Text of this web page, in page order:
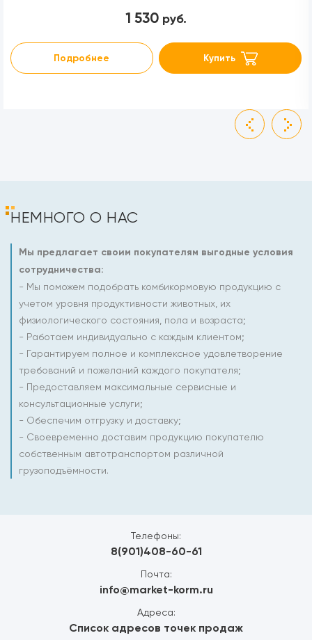
1 530 руб.
Подробнее Купить
НЕМНОГО О НАС
Мы предлагает своим покупателям выгодные условия
сотрудничества:
- Мы поможем подобрать комбикормовую продукцию с
учетом уровня продуктивности животных, их
физиологического состояния, пола и возраста;
- Работаем индивидуально с каждым клиентом;
- Гарантируем полное и комплексное удовлетворение
требований и пожеланий каждого покупателя;
- Предоставляем максимальные сервисные и
консультационные услуги;
- Обеспечим отгрузку и доставку;
- Своевременно доставим продукцию покупателю
собственным автотранспортом различной
грузоподъёмности.
Телефоны:
8(901)408-60-61
Почта:
info@market-korm.ru
Адреса:
Список адресов точек продаж